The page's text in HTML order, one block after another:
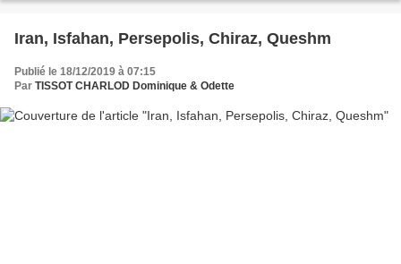
Iran, Isfahan, Persepolis, Chiraz, Queshm
Publié le 18/12/2019 à 07:15
Par TISSOT CHARLOD Dominique & Odette